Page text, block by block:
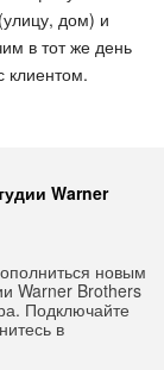
дом) и
в тот же день
клиентом.
Warner
новым
Warner Brothers
Подключайте
в